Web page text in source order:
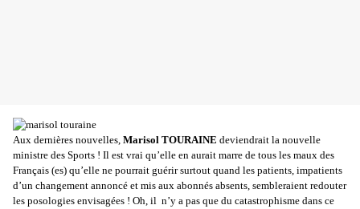
Aux dernières nouvelles, Marisol TOURAINE deviendrait la nouvelle
ministre des Sports ! Il est vrai qu’elle en aurait marre de tous les maux des
Français (es) qu’elle ne pourrait guérir surtout quand les patients, impatients
d’un changement annoncé et mis aux abonnés absents, sembleraient redouter
les posologies envisagées ! Oh, il n’y a pas que du catastrophisme dans ce